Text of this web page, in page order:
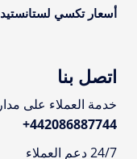
أسعار تكسي لستانستيد
اتصل بنا
خدمة العملاء على مدار 24/7
+442086887744
24/7 دعم العملاء